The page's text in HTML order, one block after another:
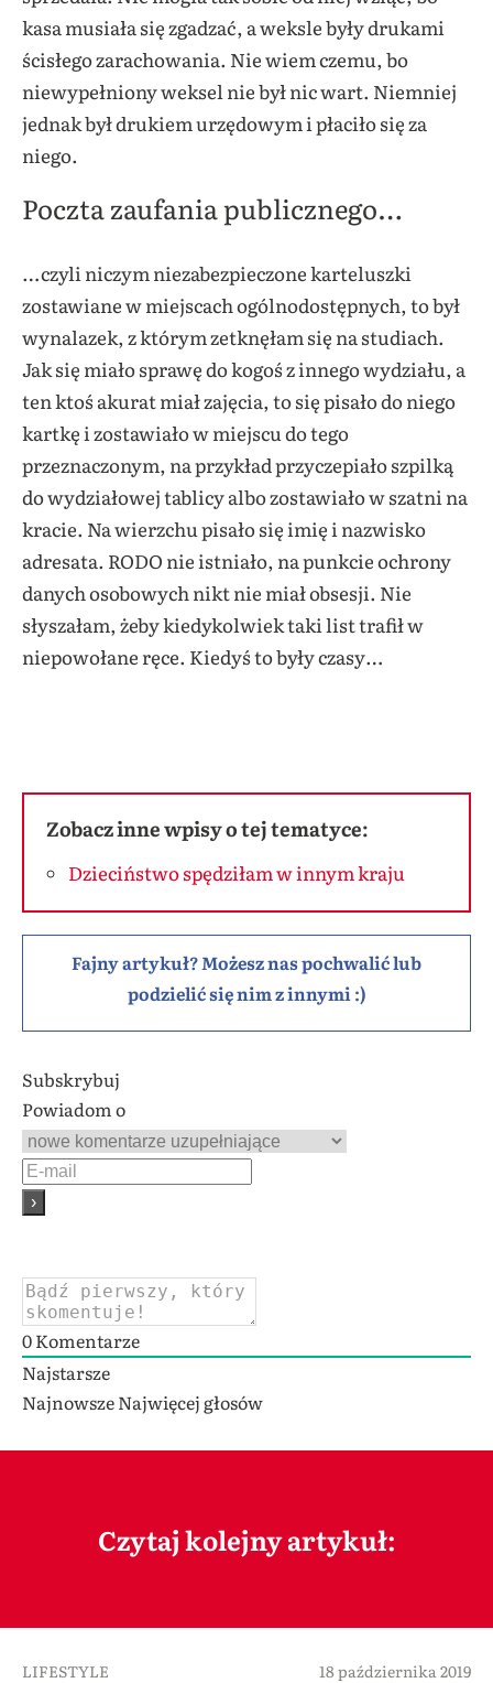
kasa musiała się zgadzać, a weksle były drukami
ścisłego zarachowania. Nie wiem czemu, bo
niewypełniony weksel nie był nic wart. Niemniej
jednak był drukiem urzędowym i płaciło się za
niego.
Poczta zaufania publicznego…
…czyli niczym niezabezpieczone karteluszki
zostawiane w miejscach ogólnodostępnych, to był
wynalazek, z którym zetknęłam się na studiach.
Jak się miało sprawę do kogoś z innego wydziału, a
ten ktoś akurat miał zajęcia, to się pisało do niego
kartkę i zostawiało w miejscu do tego
przeznaczonym, na przykład przyczepiało szpilką
do wydziałowej tablicy albo zostawiało w szatni na
kracie. Na wierzchu pisało się imię i nazwisko
adresata. RODO nie istniało, na punkcie ochrony
danych osobowych nikt nie miał obsesji. Nie
słyszałam, żeby kiedykolwiek taki list trafił w
niepowołane ręce. Kiedyś to były czasy…
Zobacz inne wpisy o tej tematyce:
Dzieciństwo spędziłam w innym kraju
Fajny artykuł? Możesz nas pochwalić lub
podzielić się nim z innymi :)
Subskrybuj
Powiadom o
0Komentarze
Najstarsze
NajnowszeNajwięcej głosów
Czytaj kolejny artykuł:
LIFESTYLE 18 października 2019